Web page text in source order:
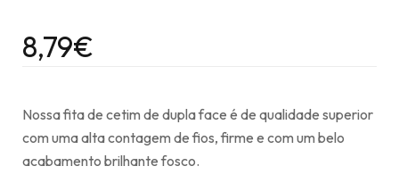
8,79€
Nossa fita de cetim de dupla face é de qualidade superior
com uma alta contagem de fios, firme e com um belo
acabamento brilhante fosco.